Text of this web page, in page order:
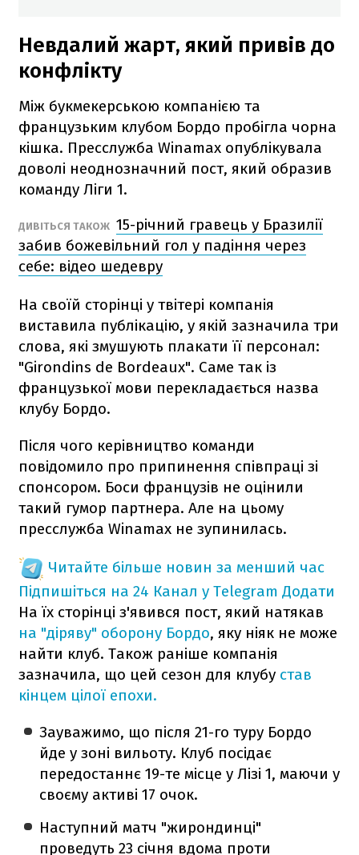
Невдалий жарт, який привів до
конфлікту
Між букмекерською компанією та
французьким клубом Бордо пробігла чорна
кішка. Пресслужба Winamax опублікувала
доволі неоднозначний пост, який образив
команду Ліги 1.
ДИВІТЬСЯ ТАКОЖ 15-річний гравець у Бразилії
забив божевільний гол у падіння через
себе: відео шедевру
На своїй сторінці у твітері компанія
виставила публікацію, у якій зазначила три
слова, які змушують плакати її персонал:
"Girondins de Bordeaux". Саме так із
французької мови перекладається назва
клубу Бордо.
Після чого керівництво команди
повідомило про припинення співпраці зі
спонсором. Боси французів не оцінили
такий гумор партнера. Але на цьому
пресслужба Winamax не зупинилась.
Читайте більше новин за менший час
Підпишіться на 24 Канал у Telegram Додати
На їх сторінці з'явився пост, який натякав
на "діряву" оборону Бордо, яку ніяк не може
найти клуб. Також раніше компанія
зазначила, що цей сезон для клубу став
кінцем цілої епохи.
Зауважимо, що після 21-го туру Бордо
йде у зоні вильоту. Клуб посідає
передостаннє 19-те місце у Лізі 1, маючи у
своєму активі 17 очок.
Наступний матч "жирондинці"
проведуть 23 січня вдома проти